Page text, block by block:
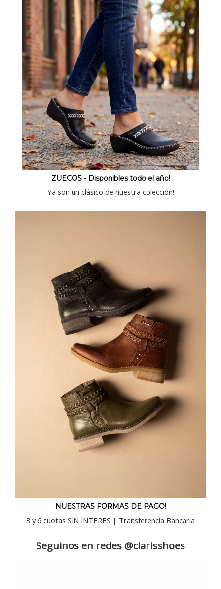
ZUECOS - Disponibles todo el año!
Ya son un clásico de nuestra colección!
NUESTRAS FORMAS DE PAGO!
3 y 6 cuotas SIN INTERES | Transferencia Bancaria
Seguinos en redes @clarisshoes